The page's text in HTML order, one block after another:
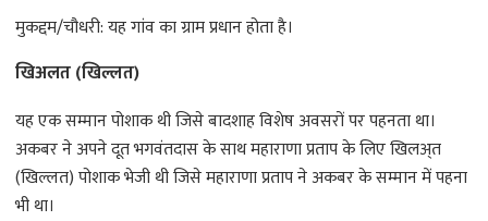
मुकद्दम/चौधरी: यह गांव का ग्राम प्रधान होता है।
खिअलत (खिल्लत)
यह एक सम्मान पोशाक थी जिसे बादशाह विशेष अवसरों पर पहनता था।
अकबर ने अपने दूत भगवंतदास के साथ महाराणा प्रताप के लिए खिलअ्त
(खिल्लत) पोशाक भेजी थी जिसे महाराणा प्रताप ने अकबर के सम्मान में पहना
भी था।